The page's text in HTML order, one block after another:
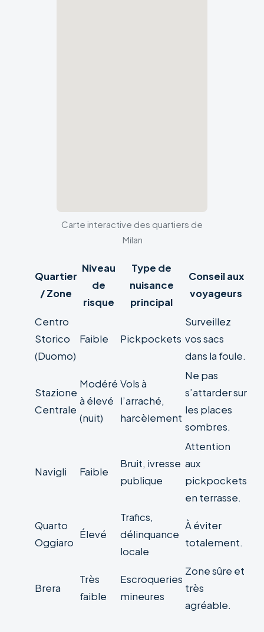
Carte interactive des quartiers de
Milan
Quartier
/ Zone
Niveau
de
risque
Type de
nuisance
principal
Conseil aux
voyageurs
Centro
Storico
(Duomo)
Faible Pickpockets
Surveillez
vos sacs
dans la foule.
Stazione
Centrale
Modéré
à élevé
(nuit)
Vols à
l’arraché,
harcèlement
Ne pas
s’attarder sur
les places
sombres.
Navigli Faible
Bruit, ivresse
publique
Attention
aux
pickpockets
en terrasse.
Quarto
Oggiaro
Élevé
Trafics,
délinquance
locale
À éviter
totalement.
Brera
Très
faible
Escroqueries
mineures
Zone sûre et
très
agréable.